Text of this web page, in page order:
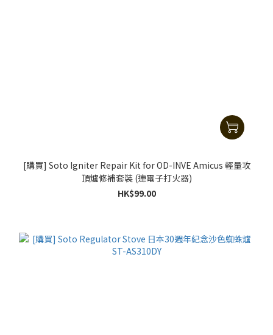
[購買] Soto Igniter Repair Kit for OD-INVE Amicus 輕量攻
頂爐修補套裝 (連電子打火器)
HK$99.00